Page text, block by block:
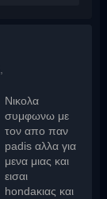
Νικολα
συμφωνω με
τον απο παν
padis αλλα για
μενα μιας και
εισαι
hondaκιας και